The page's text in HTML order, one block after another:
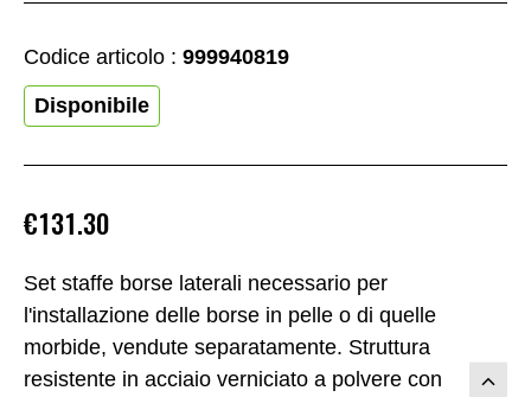
Set staffe borse laterali necessario per
l'installazione delle borse in pelle o di quelle
morbide, vendute separatamente. Struttura
resistente in acciaio verniciato a polvere con
€131.30
Codice articolo : 999940819
Disponibile